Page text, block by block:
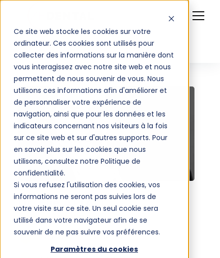
Ce site web stocke les cookies sur votre
ordinateur. Ces cookies sont utilisés pour
collecter des informations sur la manière dont
vous interagissez avec notre site web et nous
permettent de nous souvenir de vous. Nous
utilisons ces informations afin d'améliorer et
de personnaliser votre expérience de
navigation, ainsi que pour les données et les
indicateurs concernant nos visiteurs à la fois
sur ce site web et sur d'autres supports. Pour
en savoir plus sur les cookies que nous
utilisons, consultez notre Politique de
confidentialité.
Si vous refusez l'utilisation des cookies, vos
informations ne seront pas suivies lors de
votre visite sur ce site. Un seul cookie sera
utilisé dans votre navigateur afin de se
souvenir de ne pas suivre vos préférences.
Paramètres du cookies
Dr. Elie ATTALI
Auteur - Conférencier
Docteur en Chirurgie Dentaire